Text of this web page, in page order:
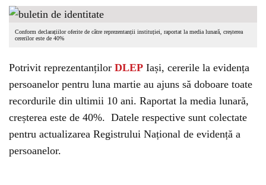
Conform declarațiilor oferite de către reprezentanții instituției, raportat la media lunară, creșterea
cererilor este de 40%
Potrivit reprezentanților DLEP Iași, cererile la evidența
persoanelor pentru luna martie au ajuns să doboare toate
recordurile din ultimii 10 ani. Raportat la media lunară,
creșterea este de 40%. Datele respective sunt colectate
pentru actualizarea Registrului Național de evidență a
persoanelor.